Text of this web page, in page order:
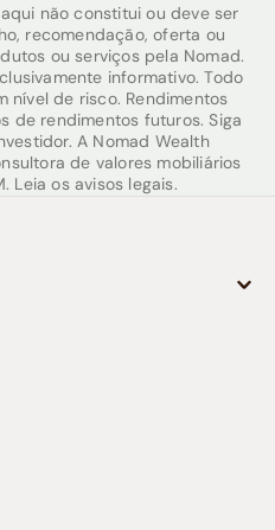
não constitui ou deve ser
recomendação, oferta ou
ou serviços pela Nomad.
informativo. Todo
nível de risco. Rendimentos
de rendimentos futuros. Siga
A Nomad Wealth
de valores mobiliários
Leia os avisos legais.